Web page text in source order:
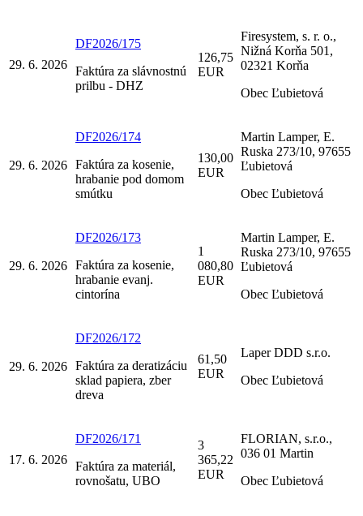
29. 6. 2026
DF2026/175
Faktúra za slávnostnú
prilbu - DHZ
126,75
EUR
Firesystem, s. r. o.,
Nižná Korňa 501,
02321 Korňa
Obec Ľubietová
29. 6. 2026
DF2026/174
Faktúra za kosenie,
hrabanie pod domom
smútku
130,00
EUR
Martin Lamper, E.
Ruska 273/10, 97655
Ľubietová
Obec Ľubietová
29. 6. 2026
DF2026/173
Faktúra za kosenie,
hrabanie evanj.
cintorína
1
080,80
EUR
Martin Lamper, E.
Ruska 273/10, 97655
Ľubietová
Obec Ľubietová
29. 6. 2026
DF2026/172
Faktúra za deratizáciu
sklad papiera, zber
dreva
61,50
EUR
Laper DDD s.r.o.
Obec Ľubietová
17. 6. 2026
DF2026/171
Faktúra za materiál,
rovnošatu, UBO
3
365,22
EUR
FLORIAN, s.r.o.,
036 01 Martin
Obec Ľubietová